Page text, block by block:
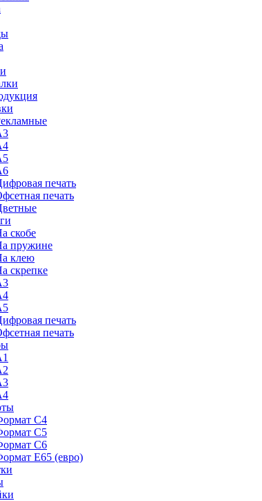
печать
печать
скобе
пружине
клею
скрепке
печать
печать
С4
C5
С6
E65 (евро)